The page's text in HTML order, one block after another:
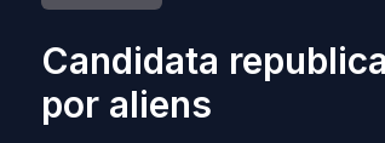
Candidata
por aliens